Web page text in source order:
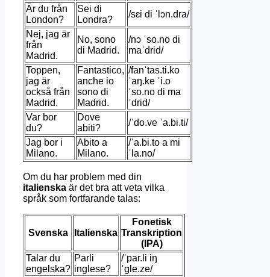
Är du från
London?
Sei di
Londra?
/sɛi di ˈlɔn.dra/
Nej, jag är
från
Madrid.
No, sono
di Madrid.
/nɔ ˈso.no di
maˈdrid/
Toppen,
jag är
också från
Madrid.
Fantastico,
anche io
sono di
Madrid.
/fanˈtas.ti.ko
ˈaŋ.ke ˈi.o
ˈso.no di ma
ˈdrid/
Var bor
du?
Dove
abiti?
/ˈdo.ve ˈa.bi.ti/
Jag bor i
Milano.
Abito a
Milano.
/ˈa.bi.to a mi
ˈla.no/
Om du har problem med din
italienska är det bra att veta vilka
språk som fortfarande talas:
Svenska Italienska
Fonetisk
Transkription
(IPA)
Talar du
engelska?
Parli
inglese?
/ˈpar.li iŋ
ˈɡle.ze/